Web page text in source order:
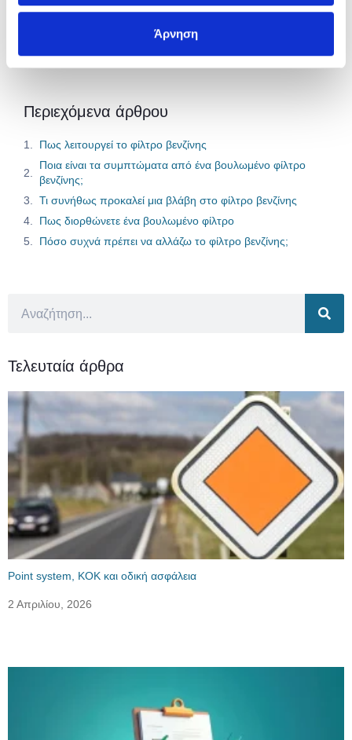
Άρνηση
Περιεχόμενα άρθρου
Πως λειτουργεί το φίλτρο βενζίνης
Ποια είναι τα συμπτώματα από ένα βουλωμένο φίλτρο
βενζίνης;
Τι συνήθως προκαλεί μια βλάβη στο φίλτρο βενζίνης
Πως διορθώνετε ένα βουλωμένο φίλτρο
Πόσο συχνά πρέπει να αλλάζω το φίλτρο βενζίνης;
Τελευταία άρθρα
Point system, ΚΟΚ και οδική ασφάλεια
2 Απριλίου, 2026